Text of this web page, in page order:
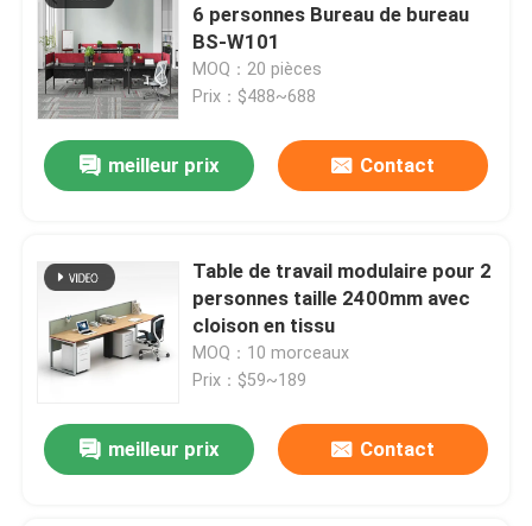
6 personnes Bureau de bureau
BS-W101
MOQ：20 pièces
Prix：$488~688
meilleur prix Contact
Table de travail modulaire pour 2
personnes taille 2400mm avec
cloison en tissu
MOQ：10 morceaux
Prix：$59~189
meilleur prix Contact